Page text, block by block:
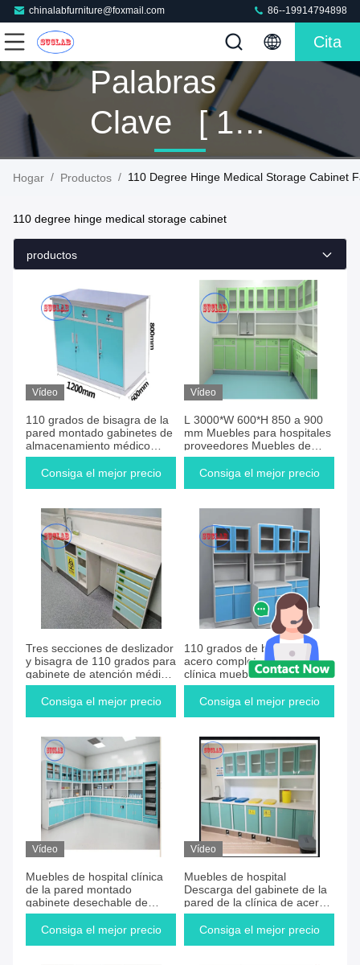
chinalabfurniture@foxmail.com 86--19914794898
Cita
Palabras
Clave [ 110
Degree
Medical
Storage
Cabinet ]
Encuentro
72
Productos
Hogar / Productos / 110 Degree Hinge Medical Storage Cabinet
110 degree hinge medical storage cabinet
productos
Vídeo
110 grados de bisagra de la
pared montado gabinetes de
almacenamiento médico
para instalaciones médicas
Consiga el mejor precio
Vídeo
L 3000*W 600*H 850 a 900
mm Muebles para hospitales
proveedores Muebles de
almacenamiento médico con
bisagra de 110 grados
Consiga el mejor precio
Tres secciones de deslizador
y bisagra de 110 grados para
gabinete de atención médica
personalizable
Consiga el mejor precio
110 grados de bisagra de
acero completo hospital
clínica muebles de desecho
bancos de trabajo con tres
secciones de deslizamiento
Consiga el mejor precio
Vídeo
Muebles de hospital clínica
de la pared montado
gabinete desechable de
acero inoxidable mango 110
grados bisagra Blanco
Consiga el mejor precio
Vídeo
Muebles de hospital
Descarga del gabinete de la
pared de la clínica de acero
inoxidable deslizador de 110
grados bisagra
Consiga el mejor precio